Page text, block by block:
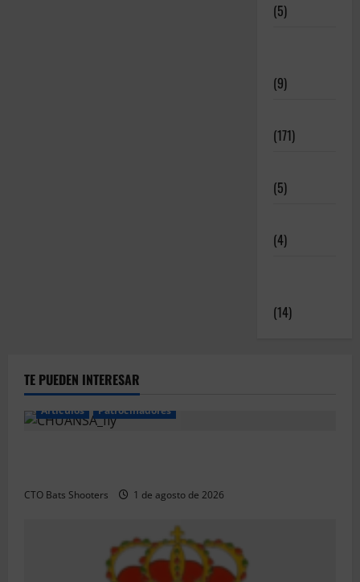
(5)
(9)
(171)
(5)
(4)
(14)
TE PUEDEN INTERESAR
Articulos Patrocinadores
CTO Bats Shooters 1 de agosto de 2026